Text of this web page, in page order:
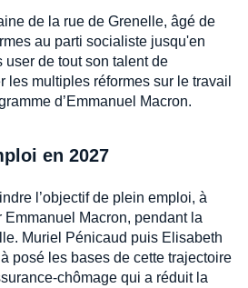
de la rue de Grenelle, âgé de
au parti socialiste jusqu'en
user de tout son talent de
les multiples réformes sur le travail
d’Emmanuel Macron.
en 2027
l’objectif de plein emploi, à
Emmanuel Macron, pendant la
Muriel Pénicaud puis Elisabeth
posé les bases de cette trajectoire
chômage qui a réduit la